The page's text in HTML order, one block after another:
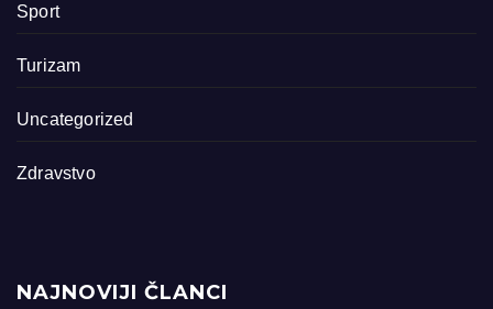
Sport
Turizam
Uncategorized
Zdravstvo
NAJNOVIJI ČLANCI